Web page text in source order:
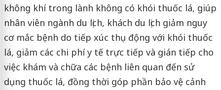
không khí trong lành không có khói thuốc lá, giúp
nhân viên ngành du lịch, khách du lịch giảm nguy
cơ mắc bệnh do tiếp xúc thụ động với khói thuốc
lá, giảm các chi phí y tế trực tiếp và gián tiếp cho
việc khám và chữa các bệnh liên quan đến sử
dụng thuốc lá, đồng thời góp phần bảo vệ cảnh